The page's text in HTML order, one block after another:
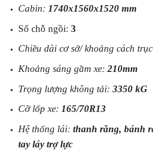
Cabin: 1740x1560x1520 mm
Số chỗ ngồi: 3
Chiều dài cơ sở/ khoảng cách
Khoảng sáng gầm xe: 210mm
Trọng lượng không tải: 3350 kG
Cỡ lốp xe: 165/70R13
Hệ thống lái: thanh răng, bánh
tay láy trợ lực